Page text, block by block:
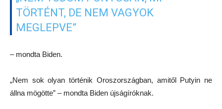
TÖRTÉNT, DE NEM VAGYOK
MEGLEPVE”
– ​​mondta Biden.
„Nem sok olyan történik Oroszországban, amitől Putyin ne
állna mögötte” – mondta Biden újságíróknak.